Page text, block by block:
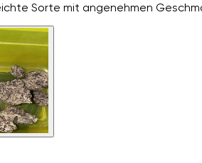
Sorte mit angenehmen